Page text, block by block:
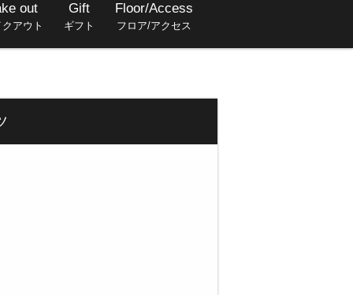
out
クアウト
Gift
ギフト
Floor/Access
フロア/アクセス